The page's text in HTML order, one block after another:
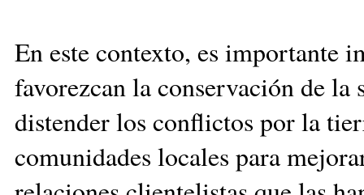
En este contexto, es importante
favorezcan la conservación de
distender los conflictos por la
comunidades locales para